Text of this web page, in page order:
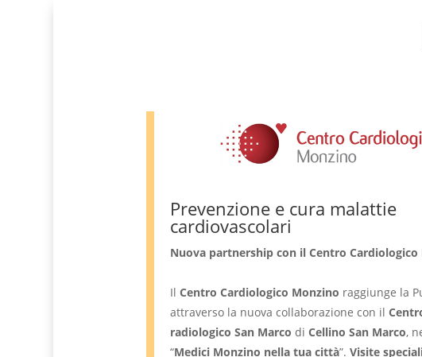
Prevenzione e cura malattie
cardiovascolari
Nuova partnership con il Centro Cardiologico
IlCentro Cardiologico Monzino raggiunge la
attraverso la nuova collaborazione con il
radiologico San Marco diCellino San Marco,
“Medici Monzino nella tua città”.Visite